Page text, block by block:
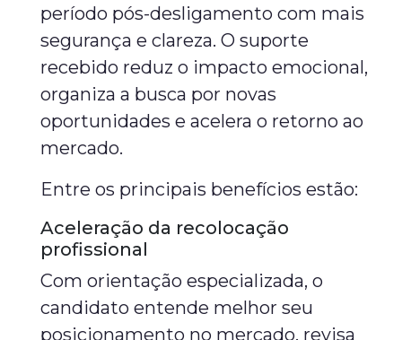
período pós-desligamento com mais
segurança e clareza. O suporte
recebido reduz o impacto emocional,
organiza a busca por novas
oportunidades e acelera o retorno ao
mercado.
Entre os principais benefícios estão:
Aceleração da recolocação
profissional
Com orientação especializada, o
candidato entende melhor seu
posicionamento no mercado, revisa